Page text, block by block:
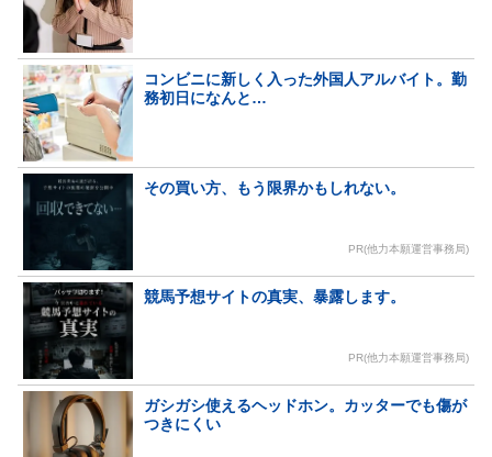
コンビニに新しく入った外国人アルバイト。勤
務初日になんと…
その買い方、もう限界かもしれない。
PR(他力本願運営事務局)
競馬予想サイトの真実、暴露します。
PR(他力本願運営事務局)
ガシガシ使えるヘッドホン。カッターでも傷が
つきにくい